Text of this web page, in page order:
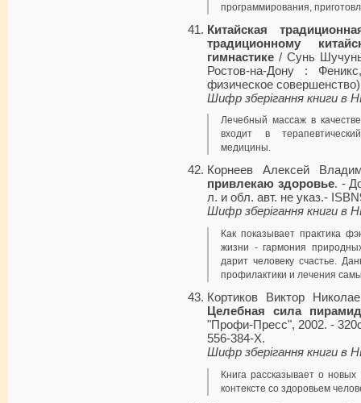
программирования,
Китайская
традиционному
гимнастике / Сунь
Ростов-на-Дону :
физическое
Шифр зберігання книги в
Лечебный массаж в
входит в
медицины.
Корнеев Алексей
привлекаю здоровье. -
л. и обл. авт. не указ.-
Шифр зберігання книги в
Как показывает практика
жизни - гармония
дарит человеку счастье.
профилактики и лечения
Кортиков Виктор
Целебная сила пирамид
"Профи-Пресс", 2002. -
556-384-X.
Шифр зберігання книги в
Книга рассказывает о
контексте со здоровьем